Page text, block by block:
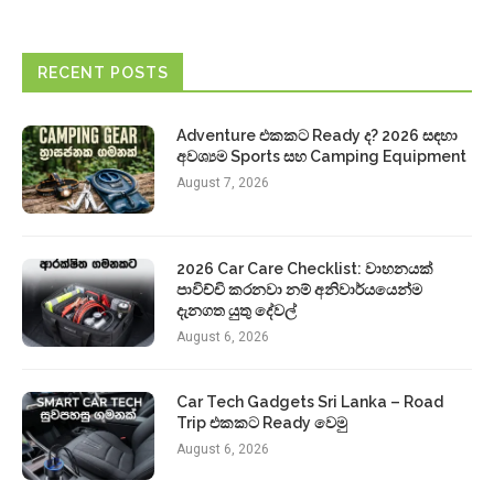
RECENT POSTS
Adventure එකකට Ready ද? 2026 සඳහා
අවශ්‍යම Sports සහ Camping Equipment
August 7, 2026
2026 Car Care Checklist: වාහනයක්
පාවිච්චි කරනවා නම් අනිවාර්යයෙන්ම
දැනගත යුතු දේවල්
August 6, 2026
Car Tech Gadgets Sri Lanka – Road
Trip එකකට Ready වෙමු
August 6, 2026